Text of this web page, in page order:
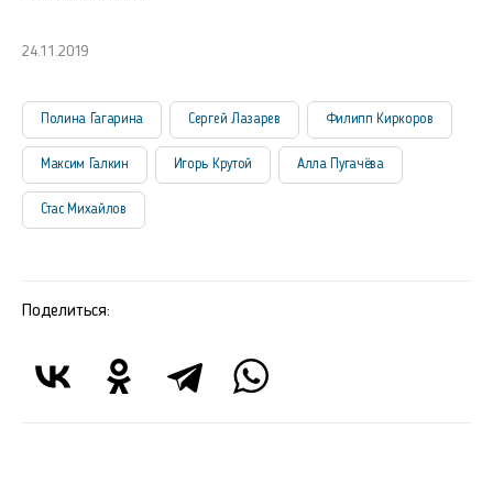
24.11.2019
Полина Гагарина Сергей Лазарев Филипп Киркоров
Максим Галкин Игорь Крутой Алла Пугачёва
Стас Михайлов
Поделиться: